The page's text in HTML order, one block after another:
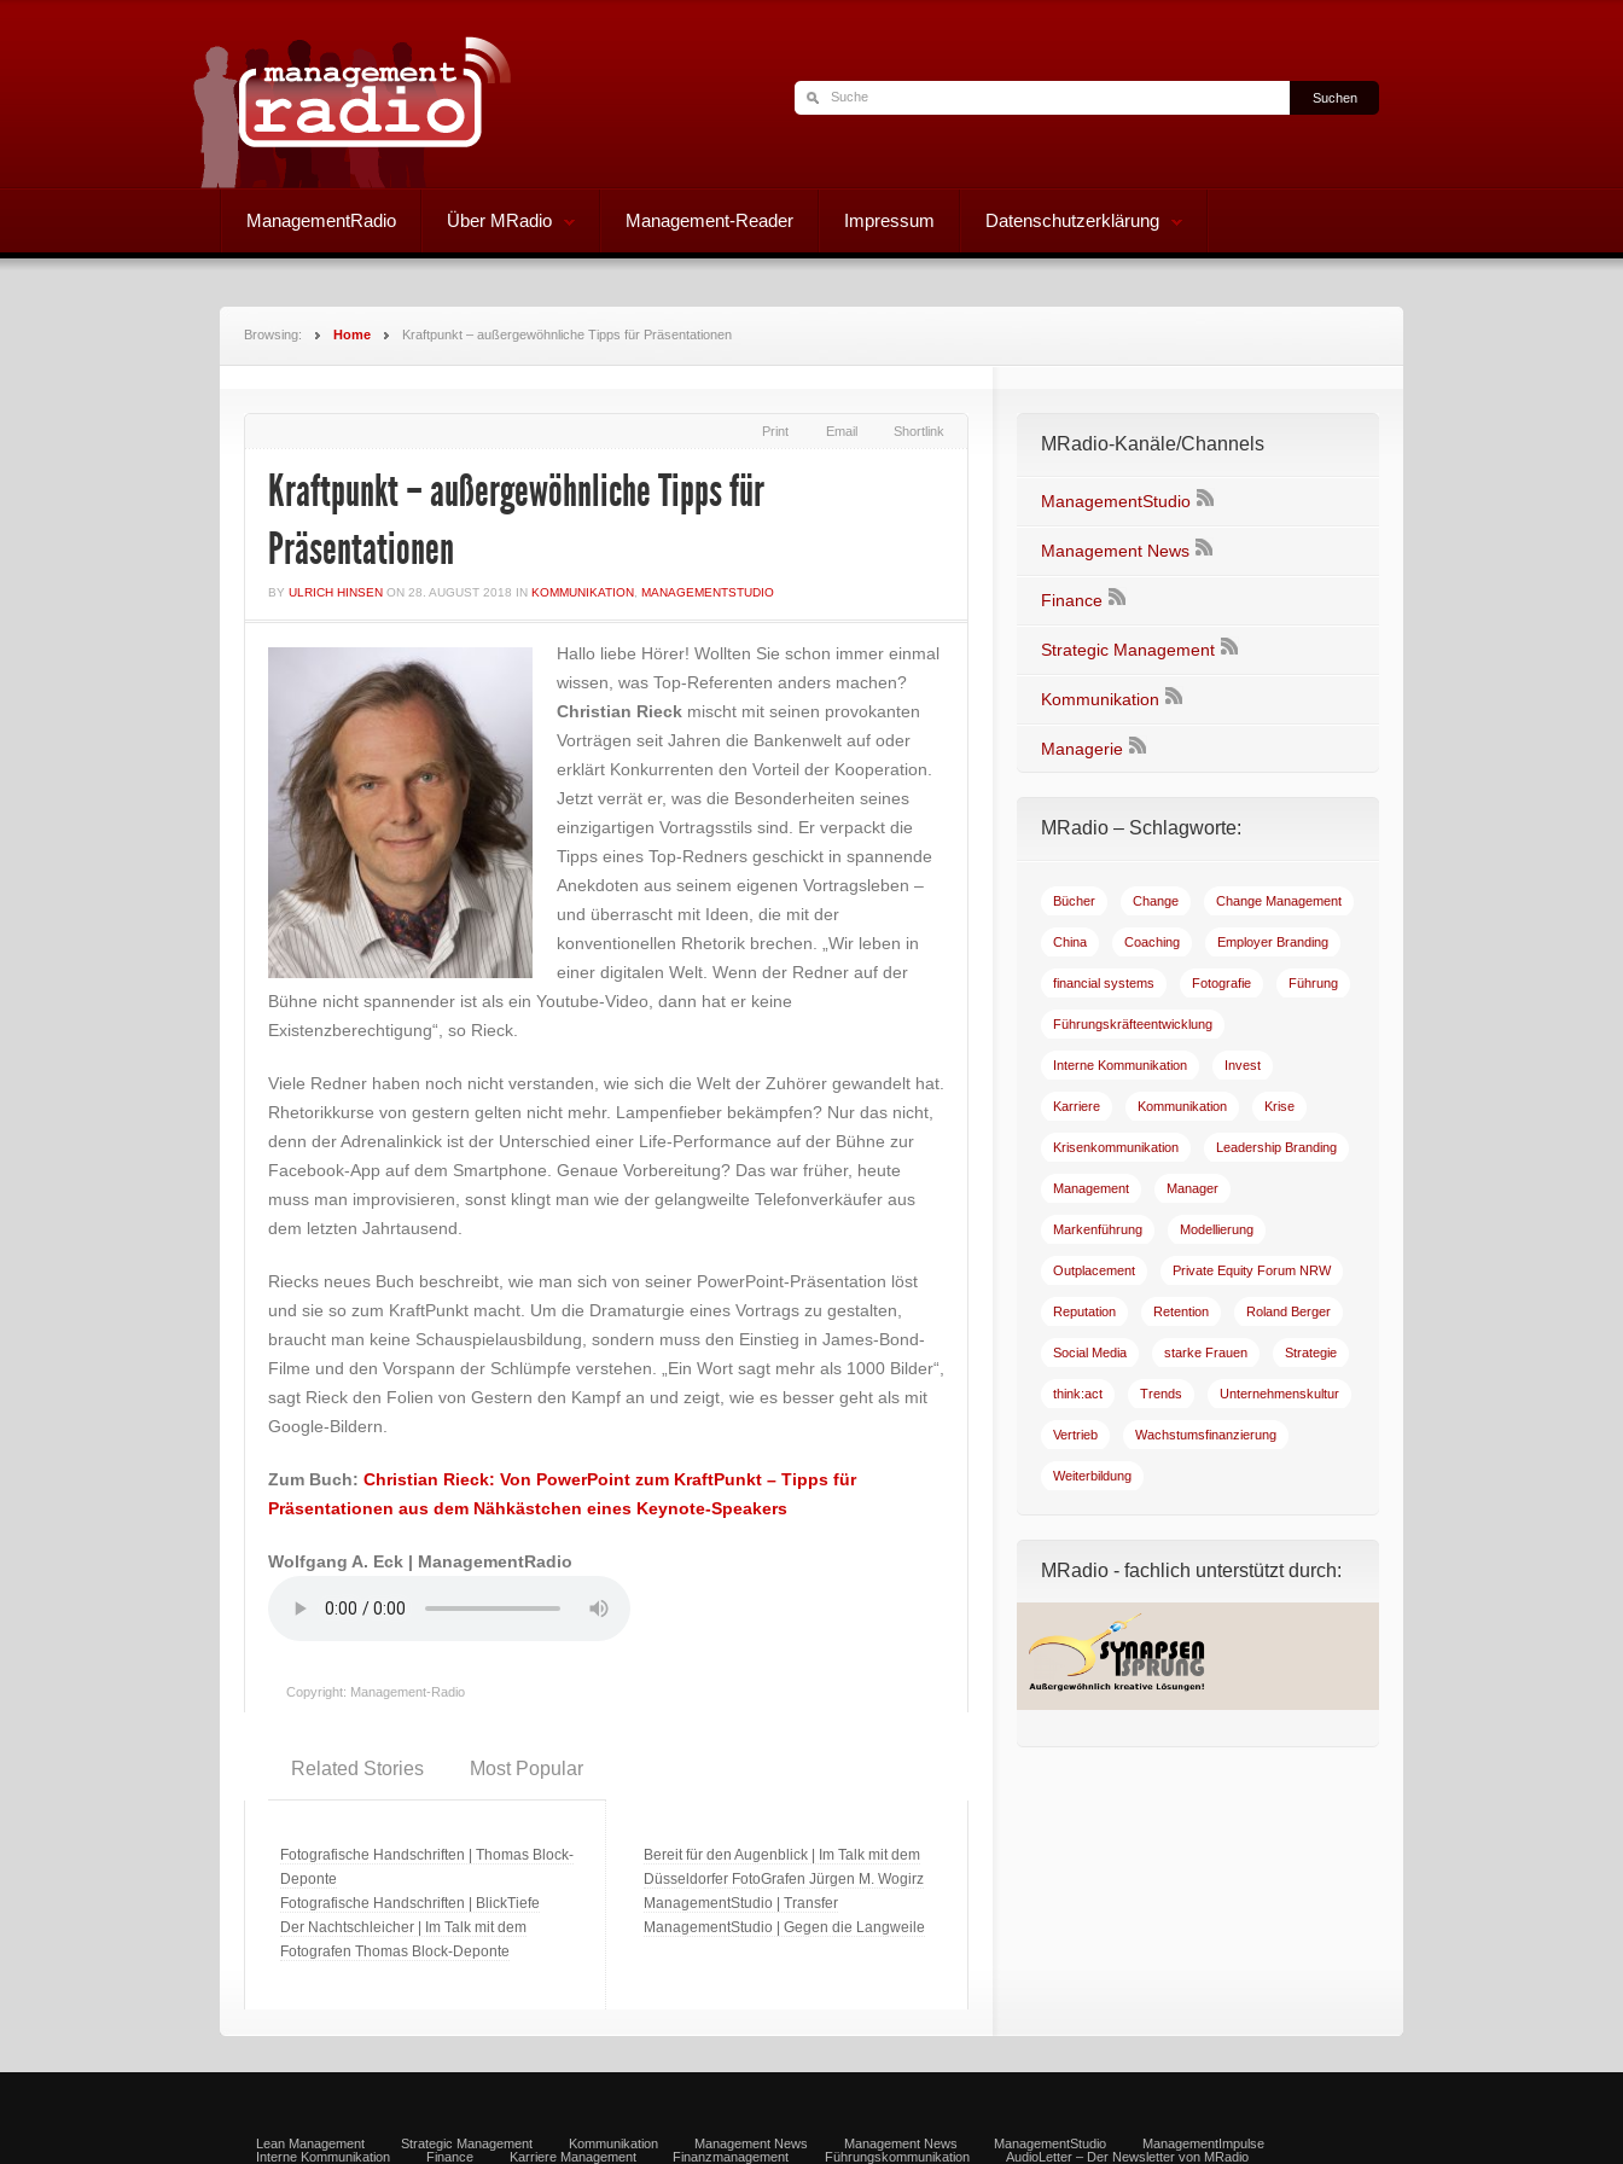
ManagementRadio Über MRadio Management-Reader Impressum Datenschutzerklärung
Browsing: Home Kraftpunkt – außergewöhnliche Tipps für Präsentationen
Print Email Shortlink
Kraftpunkt – außergewöhnliche Tipps für
Präsentationen
BY ULRICH HINSEN ON 28. AUGUST 2018 IN KOMMUNIKATION MANAGEMENTSTUDIO
Hallo liebe Hörer! Wollten Sie schon immer einmal
wissen, was Top-Referenten anders machen?
Christian Rieck mischt mit seinen provokanten
Vorträgen seit Jahren die Bankenwelt auf oder
erklärt Konkurrenten den Vorteil der Kooperation.
Jetzt verrät er, was die Besonderheiten seines
einzigartigen Vortragsstils sind. Er verpackt die
Tipps eines Top-Redners geschickt in spannende
Anekdoten aus seinem eigenen Vortragsleben –
und überrascht mit Ideen, die mit der
konventionellen Rhetorik brechen. „Wir leben in
einer digitalen Welt. Wenn der Redner auf der
Bühne nicht spannender ist als ein Youtube-Video, dann hat er keine
Existenzberechtigung“, so Rieck.
Viele Redner haben noch nicht verstanden, wie sich die Welt der Zuhörer gewandelt hat.
Rhetorikkurse von gestern gelten nicht mehr. Lampenfieber bekämpfen? Nur das nicht,
denn der Adrenalinkick ist der Unterschied einer Life-Performance auf der Bühne zur
Facebook-App auf dem Smartphone. Genaue Vorbereitung? Das war früher, heute
muss man improvisieren, sonst klingt man wie der gelangweilte Telefonverkäufer aus
dem letzten Jahrtausend.
Riecks neues Buch beschreibt, wie man sich von seiner PowerPoint-Präsentation löst
und sie so zum KraftPunkt macht. Um die Dramaturgie eines Vortrags zu gestalten,
braucht man keine Schauspielausbildung, sondern muss den Einstieg in James-Bond-
Filme und den Vorspann der Schlümpfe verstehen. „Ein Wort sagt mehr als 1000 Bilder“,
sagt Rieck den Folien von Gestern den Kampf an und zeigt, wie es besser geht als mit
Google-Bildern.
Zum Buch: Christian Rieck: Von PowerPoint zum KraftPunkt – Tipps für
Präsentationen aus dem Nähkästchen eines Keynote-Speakers
Wolfgang A. Eck | ManagementRadio
Copyright: Management-Radio
Related Stories Most Popular
Fotografische Handschriften | Thomas Block-
Deponte
Fotografische Handschriften | BlickTiefe
Der Nachtschleicher | Im Talk mit dem
Fotografen Thomas Block-Deponte
Bereit für den Augenblick | Im Talk mit dem
Düsseldorfer FotoGrafen Jürgen M. Wogirz
ManagementStudio | Transfer
ManagementStudio | Gegen die Langweile
MRadio-Kanäle/Channels
ManagementStudio
Management News
Finance
Strategic Management
Kommunikation
Managerie
MRadio – Schlagworte:
Bücher Change Change Management
China Coaching Employer Branding
financial systems Fotografie Führung
Führungskräfteentwicklung
Interne Kommunikation Invest
Karriere Kommunikation Krise
Krisenkommunikation Leadership Branding
Management Manager
Markenführung Modellierung
Outplacement Private Equity Forum NRW
Reputation Retention Roland Berger
Social Media starke Frauen Strategie
think:act Trends Unternehmenskultur
Vertrieb Wachstumsfinanzierung
Weiterbildung
MRadio - fachlich unterstützt durch:
Lean Management Strategic Management Kommunikation Management News Management News ManagementStudio
ManagementImpulse
Interne Kommunikation
Finance Karriere Management Finanzmanagement Führungskommunikation AudioLetter – Der Newsletter von MRadio